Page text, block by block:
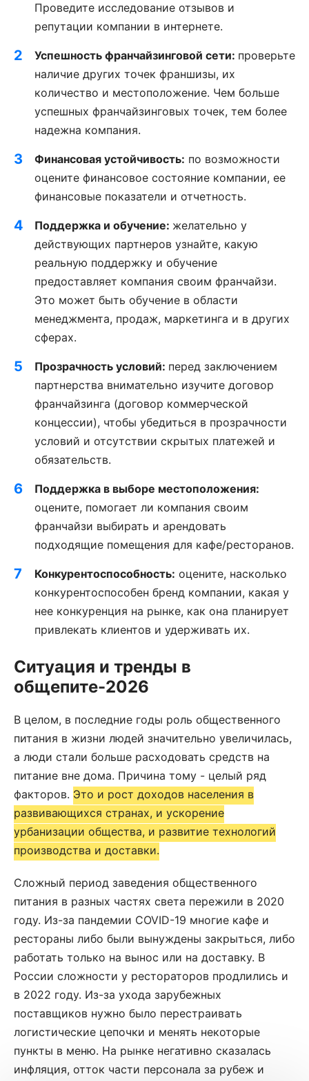
Проведите исследование отзывов и
репутации компании в интернете.
Успешность франчайзинговой сети: проверьте
наличие других точек франшизы, их
количество и местоположение. Чем больше
успешных франчайзинговых точек, тем более
надежна компания.
Финансовая устойчивость: по возможности
оцените финансовое состояние компании, ее
финансовые показатели и отчетность.
Поддержка и обучение: желательно у
действующих партнеров узнайте, какую
реальную поддержку и обучение
предоставляет компания своим франчайзи.
Это может быть обучение в области
менеджмента, продаж, маркетинга и в других
сферах.
Прозрачность условий: перед заключением
партнерства внимательно изучите договор
франчайзинга (договор коммерческой
концессии), чтобы убедиться в прозрачности
условий и отсутствии скрытых платежей и
обязательств.
Поддержка в выборе местоположения:
оцените, помогает ли компания своим
франчайзи выбирать и арендовать
подходящие помещения для кафе/ресторанов.
Конкурентоспособность: оцените, насколько
конкурентоспособен бренд компании, какая у
нее конкуренция на рынке, как она планирует
привлекать клиентов и удерживать их.
Ситуация и тренды в
общепите-2026
В целом, в последние годы роль общественного
питания в жизни людей значительно увеличилась,
а люди стали больше расходовать средств на
питание вне дома. Причина тому - целый ряд
факторов. Это и рост доходов населения в
развивающихся странах, и ускорение
урбанизации общества, и развитие технологий
производства и доставки.
Сложный период заведения общественного
питания в разных частях света пережили в 2020
году. Из-за пандемии COVID-19 многие кафе и
рестораны либо были вынуждены закрыться, либо
работать только на вынос или на доставку. В
России сложности у рестораторов продлились и
в 2022 году. Из-за ухода зарубежных
поставщиков нужно было перестраивать
логистические цепочки и менять некоторые
пункты в меню. На рынке негативно сказалась
инфляция, отток части персонала за рубеж и